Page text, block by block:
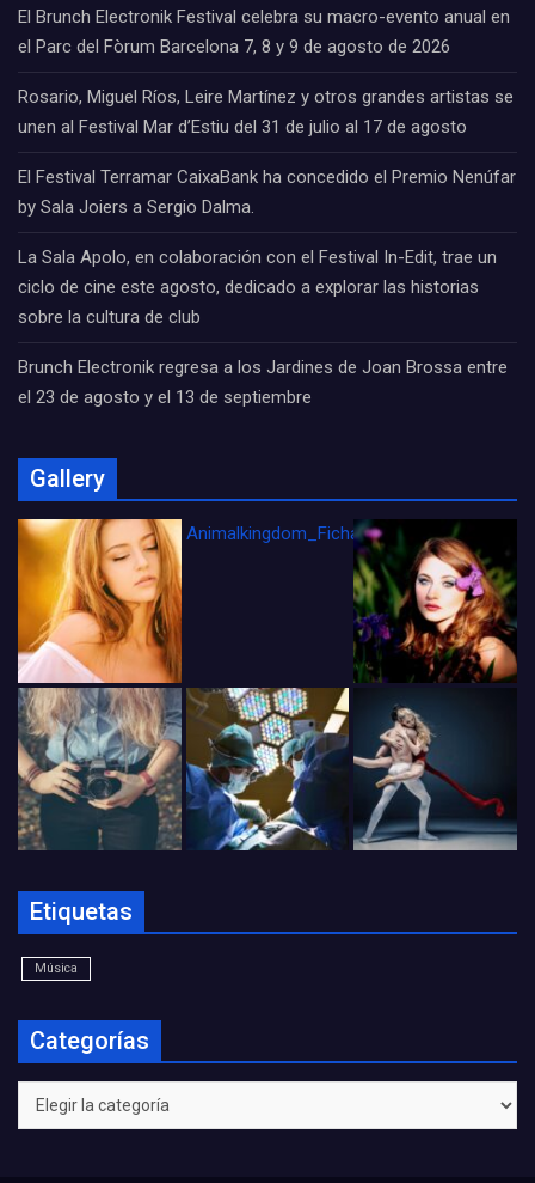
El Brunch Electronik Festival celebra su macro-evento anual en
el Parc del Fòrum Barcelona 7, 8 y 9 de agosto de 2026
Rosario, Miguel Ríos, Leire Martínez y otros grandes artistas se
unen al Festival Mar d’Estiu del 31 de julio al 17 de agosto
El Festival Terramar CaixaBank ha concedido el Premio Nenúfar
by Sala Joiers a Sergio Dalma.
La Sala Apolo, en colaboración con el Festival In-Edit, trae un
ciclo de cine este agosto, dedicado a explorar las historias
sobre la cultura de club
Brunch Electronik regresa a los Jardines de Joan Brossa entre
el 23 de agosto y el 13 de septiembre
Gallery
Animalkingdom_FichaCine
Etiquetas
Música
Categorías
Categorías